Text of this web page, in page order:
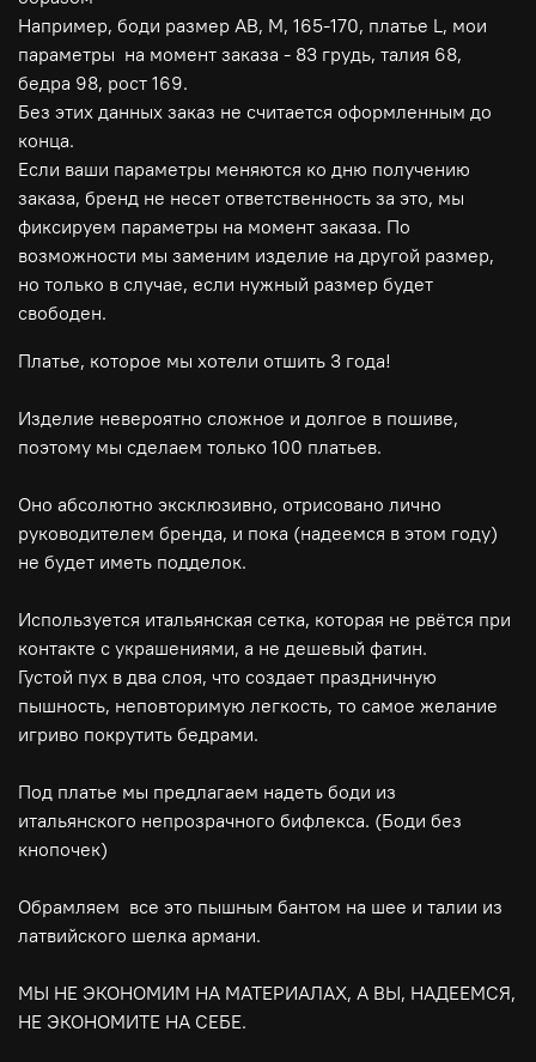
Например, боди размер АВ, M, 165-170, платье L, мои
параметры на момент заказа - 83 грудь, талия 68,
бедра 98, рост 169.
Без этих данных заказ не считается оформленным до
конца.
Если ваши параметры меняются ко дню получению
заказа, бренд не несет ответственность за это, мы
фиксируем параметры на момент заказа. По
возможности мы заменим изделие на другой размер,
но только в случае, если нужный размер будет
свободен.
Платье, которое мы хотели отшить 3 года!
Изделие невероятно сложное и долгое в пошиве,
поэтому мы сделаем только 100 платьев.
Оно абсолютно эксклюзивно, отрисовано лично
руководителем бренда, и пока (надеемся в этом году)
не будет иметь подделок.
Используется итальянская сетка, которая не рвётся при
контакте с украшениями, а не дешевый фатин.
Густой пух в два слоя, что создает праздничную
пышность, неповторимую легкость, то самое желание
игриво покрутить бедрами.
Под платье мы предлагаем надеть боди из
итальянского непрозрачного бифлекса. (Боди без
кнопочек)
Обрамляем все это пышным бантом на шее и талии из
латвийского шелка армани.
МЫ НЕ ЭКОНОМИМ НА МАТЕРИАЛАХ, А ВЫ, НАДЕЕМСЯ,
НЕ ЭКОНОМИТЕ НА СЕБЕ.